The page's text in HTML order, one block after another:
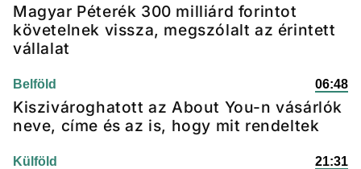
Magyar Péterék 300 milliárd forintot
követelnek vissza, megszólalt az érintett
vállalat
Belföld 06:48
Kiszivároghatott az About You-n vásárlók
neve, címe és az is, hogy mit rendeltek
Külföld 21:31